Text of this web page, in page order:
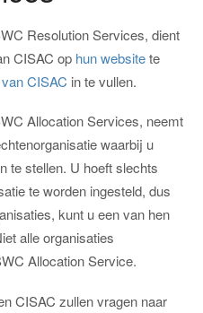
Resolution Services, dient
CISAC op hun websitete
CISAC in te vullen.
Allocation Services, neemt
waarbij u
te stellen. U hoeft slechts
te worden ingesteld, dus
kunt u een van hen
alle organisaties
Allocation Service.
CISAC zullen vragen naar